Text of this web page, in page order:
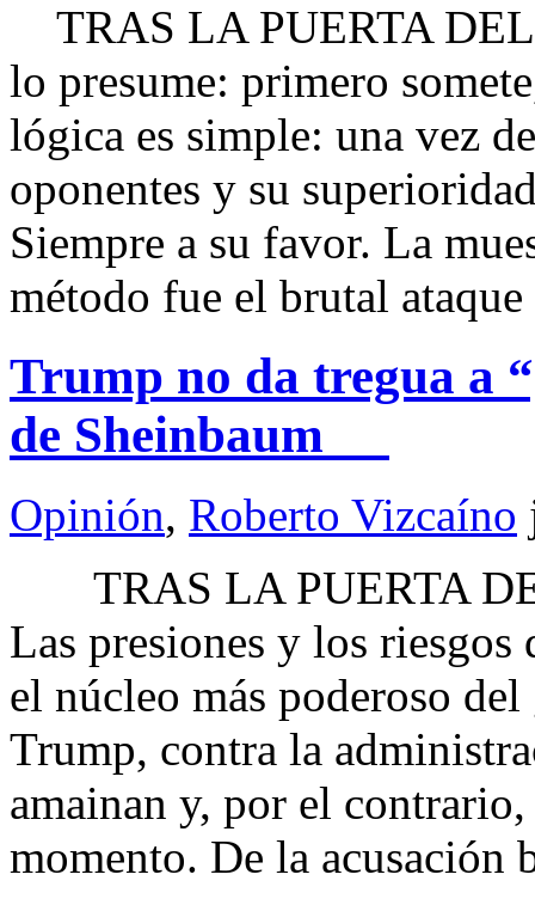
TRAS LA PUERTA
lo presume: primero
lógica es simple: una vez
oponentes y su
Siempre a su favor. La
método fue el brutal
Trump no da tregua a
de Sheinbaum
Opinión, Roberto Vizcaíno
TRAS LA PUERTA
Las presiones y los riesgos
el núcleo más poderoso
Trump, contra la
amainan y, por el
momento. De la